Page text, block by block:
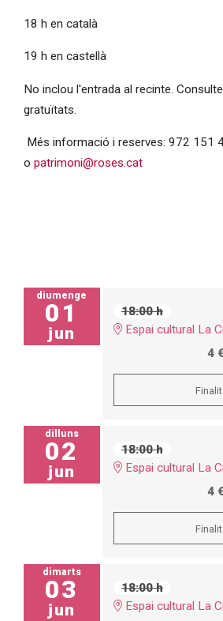
18 h en català
19 h en castellà
No inclou l'entrada al recinte.
gratuïtats.
Més informació i reserves: 972 151
o patrimoni@roses.cat
diumenge
01
jun
18:00 h
Espai cultural La
4
dilluns
02
jun
18:00 h
Espai cultural La
4
dimarts
03
jun
18:00 h
Espai cultural La